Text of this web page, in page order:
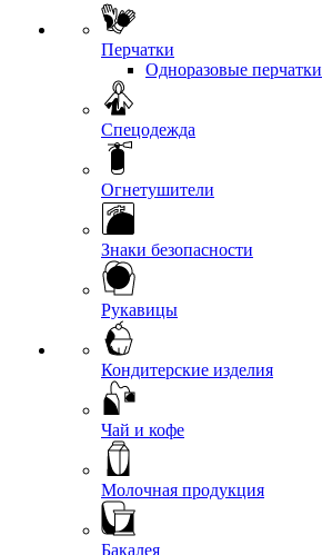
Перчатки
Одноразовые перчатки
Спецодежда
Огнетушители
Знаки безопасности
Рукавицы
Кондитерские изделия
Чай и кофе
Молочная продукция
Бакалея